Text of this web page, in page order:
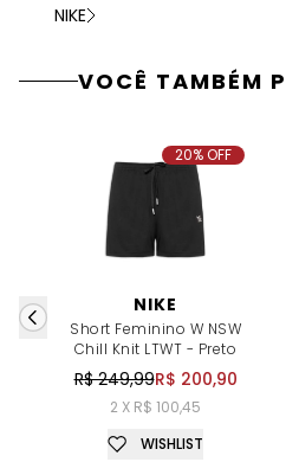
NIKE
VOCÊ TAMBÉM
NIKE
Short Feminino W NSW
Chill Knit LTWT - Preto
R$ 249,99R$ 200,90
2 X R$ 100,45
20% OFF
WISHLIST